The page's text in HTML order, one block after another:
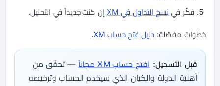
فكّر في نسخ التداول في XM إن كنت جديداً في التحليل.
خطوات مفصّلة: دليل فتح حساب XM .
قبل التسجيل: افتح حساب XM مجاناً
— تحقّق من
أهلية الدولة والكيان الذي سيخدم الحساب وترخيصه